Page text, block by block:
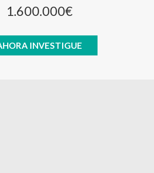
1.600.000€
INVESTIGUE